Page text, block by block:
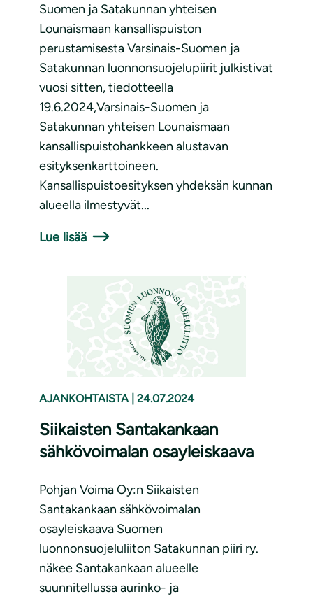
Suomen ja Satakunnan yhteisen
Lounaismaan kansallispuiston
perustamisesta Varsinais-Suomen ja
Satakunnan luonnonsuojelupiirit julkistivat
vuosi sitten, tiedotteella
19.6.2024,Varsinais-Suomen ja
Satakunnan yhteisen Lounaismaan
kansallispuistohankkeen alustavan
esityksenkarttoineen.
Kansallispuistoesityksen yhdeksän kunnan
alueella ilmestyvät...
Lue lisää
AJANKOHTAISTA 24.07.2024
Siikaisten Santakankaan
sähkövoimalan osayleiskaava
Pohjan Voima Oy:n Siikaisten
Santakankaan sähkövoimalan
osayleiskaava Suomen
luonnonsuojeluliiton Satakunnan piiri ry.
näkee Santakankaan alueelle
suunnitellussa aurinko- ja